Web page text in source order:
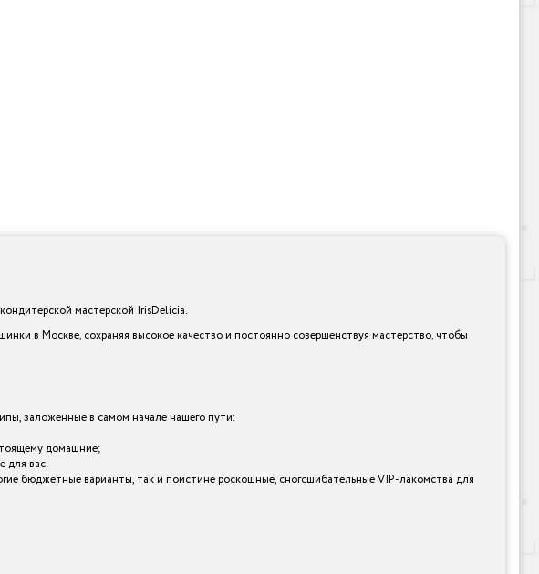
мастерской IrisDelicia.
в Москве, сохраняя высокое качество и постоянно совершенствуя мастерство, чтобы
заложенные в самом начале нашего пути:
домашние;
для вас.
бюджетные варианты, так и поистине роскошные, сногсшибательные VIP-лакомства для